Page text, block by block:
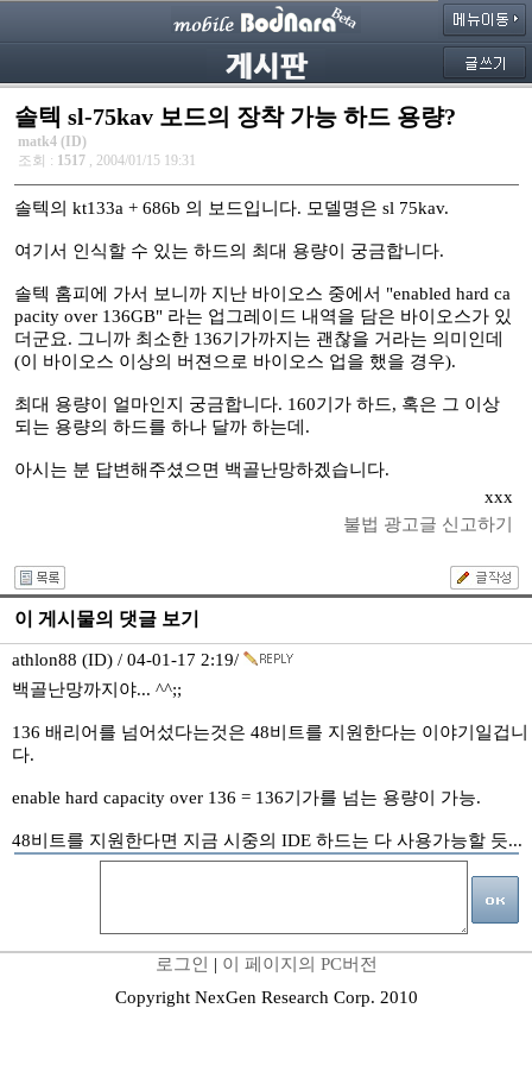
솔텍 sl-75kav 보드의 장착 가능 하드 용량?
matk4 (ID)
조회 : 1517 , 2004/01/15 19:31
솔텍의 kt133a + 686b 의 보드입니다. 모델명은 sl 75kav.
여기서 인식할 수 있는 하드의 최대 용량이 궁금합니다.
솔텍 홈피에 가서 보니까 지난 바이오스 중에서 "enabled hard ca
pacity over 136GB" 라는 업그레이드 내역을 담은 바이오스가 있
더군요. 그니까 최소한 136기가까지는 괜찮을 거라는 의미인데
(이 바이오스 이상의 버젼으로 바이오스 업을 했을 경우).
최대 용량이 얼마인지 궁금합니다. 160기가 하드, 혹은 그 이상
되는 용량의 하드를 하나 달까 하는데.
아시는 분 답변해주셨으면 백골난망하겠습니다.
xxx
불법 광고글 신고하기
이 게시물의 댓글 보기
athlon88 (ID) / 04-01-17 2:19/
백골난망까지야... ^^;;
136 배리어를 넘어섰다는것은 48비트를 지원한다는 이야기일겁니
다.
enable hard capacity over 136 = 136기가를 넘는 용량이 가능.
48비트를 지원한다면 지금 시중의 IDE 하드는 다 사용가능할 듯...
로그인 | 이 페이지의 PC버전
Copyright NexGen Research Corp. 2010